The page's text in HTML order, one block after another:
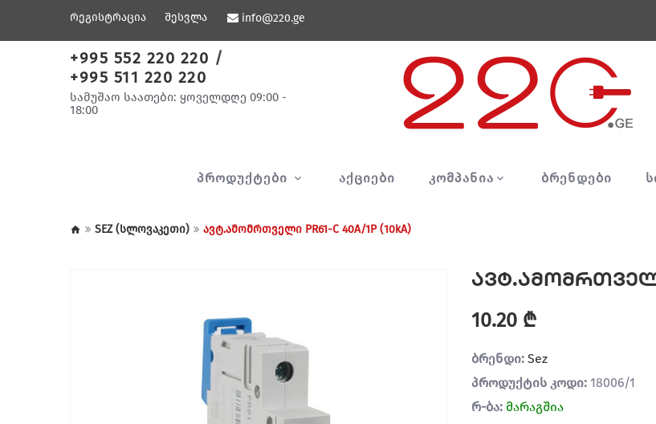
რეგისტრაცია შესვლა info@220.ge
+995 552 220 220 /
+995 511 220 220
სამუშაო საათები: ყოველდღე 09:00 -
18:00
ᲞᲠᲝᲓᲣᲥᲢᲔᲑᲘ ᲐᲥᲪᲘᲔᲑᲘ ᲙᲝᲛᲞᲐᲜᲘᲐ ᲑᲠᲔᲜᲓᲔᲑᲘ
SEZ (სლოვაკეთი) ავტ.ამომრთველი PR61-C 40A/1P (10kA)
ავტ.ამომრთველი
10.20 ₾
ბრენდი: Sez
პროდუქტის კოდი: 18006/1
რ-ბა: მარაგშია